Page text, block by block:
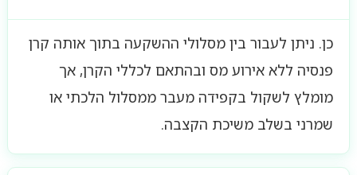
כן. ניתן לעבור בין מסלולי ההשקעה בתוך אותה קרן
פנסיה ללא אירוע מס ובהתאם לכללי הקרן, אך
מומלץ לשקול בקפידה מעבר ממסלול הלכתי או
שמרני בשלב משיכת הקצבה.